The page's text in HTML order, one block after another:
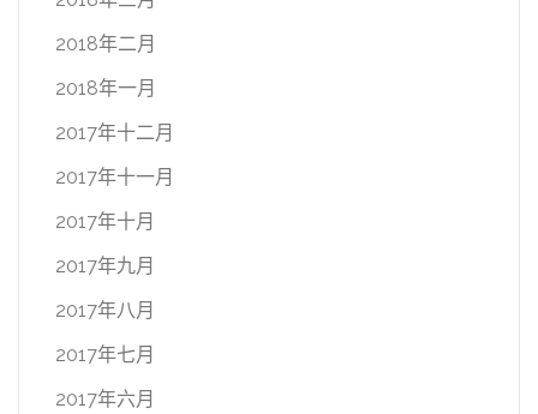
2018年二月
2018年一月
2017年十二月
2017年十一月
2017年十月
2017年九月
2017年八月
2017年七月
2017年六月